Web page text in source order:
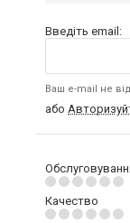
Введіть email:
Ваш e-mail не
або
Качество